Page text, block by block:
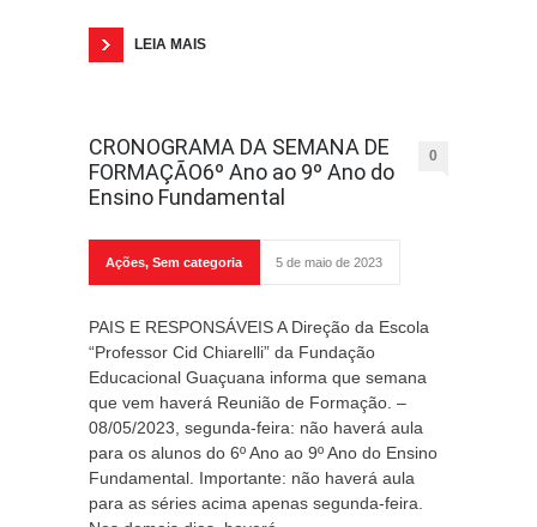
LEIA MAIS
CRONOGRAMA DA SEMANA DE
FORMAÇÃO6º Ano ao 9º Ano do
Ensino Fundamental
0
Ações, Sem categoria 5 de maio de 2023
PAIS E RESPONSÁVEIS A Direção da Escola
“Professor Cid Chiarelli” da Fundação
Educacional Guaçuana informa que semana
que vem haverá Reunião de Formação. –
08/05/2023, segunda-feira: não haverá aula
para os alunos do 6º Ano ao 9º Ano do Ensino
Fundamental. Importante: não haverá aula
para as séries acima apenas segunda-feira.